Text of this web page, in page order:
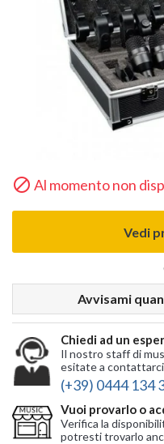
 Al momento non
Vedi
Avvisami
Chiedi ad un
Il nostro staff di
esitate a
(+39) 0444 134
Vuoi provarlo o
Verifica la
potresti trovarlo